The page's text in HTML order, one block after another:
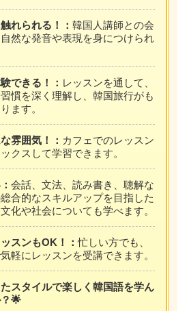
れられる！： 韓国人講師との会
然な発音や表現を身につけられ
できる！： レッスンを通して、
慣を深く理解し、韓国旅行がも
ます。
雰囲気！： カフェでのレッスン
クスして学習できます。
会話、文法、読み書き、聴解な
合的なスキルアップを目指した
化や社会についても学べます。
スンもOK！：忙しい方でも、
軽にレッスンを受講できます。
スタイルで楽しく韓国語を学ん
🌟